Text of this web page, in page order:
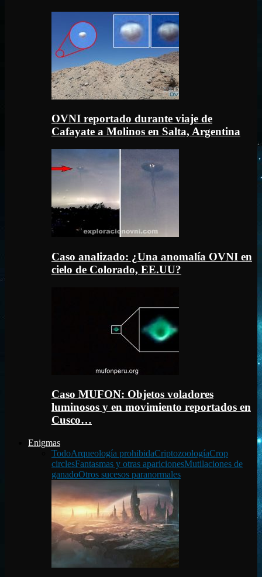
OVNI reportado durante viaje de
Cafayate a Molinos en Salta, Argentina
Caso analizado: ¿Una anomalía OVNI en
cielo de Colorado, EE.UU?
Caso MUFON: Objetos voladores
luminosos y en movimiento reportados en
Cusco…
Enigmas
TodoArqueología prohibidaCriptozoologíaCrop
circlesFantasmas y otras aparicionesMutilaciones de
ganadoOtros sucesos paranormales